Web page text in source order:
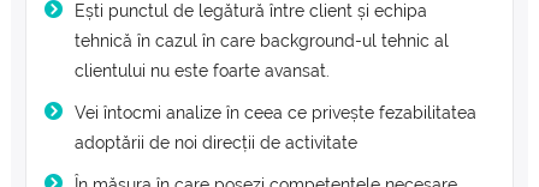
Ești punctul de legătură între client și echipa
tehnică în cazul în care background-ul tehnic al
clientului nu este foarte avansat.
Vei întocmi analize în ceea ce privește fezabilitatea
adoptării de noi direcții de activitate